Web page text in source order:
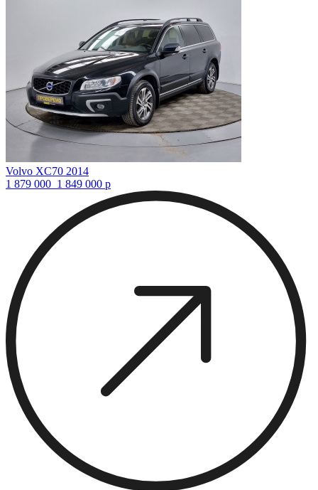
Volvo XC70 2014
1 879 000 1 849 000 р